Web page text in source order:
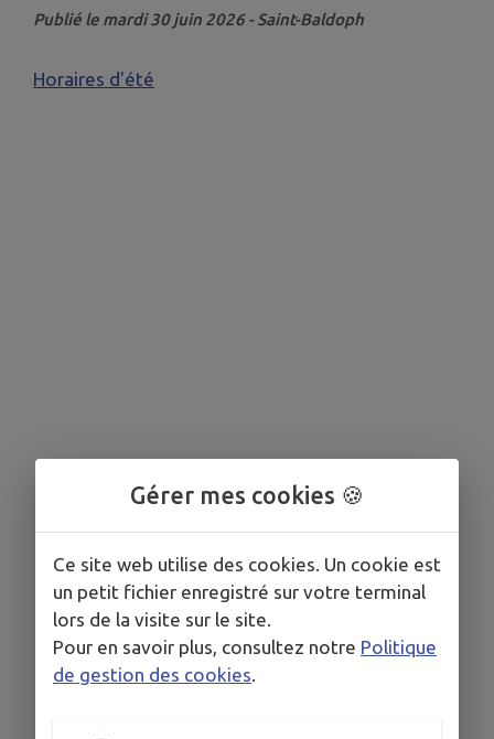
Publié le mardi 30 juin 2026 - Saint-Baldoph
Horaires d'été
Gérer mes cookies 🍪
Ce site web utilise des cookies. Un cookie est
un petit fichier enregistré sur votre terminal
lors de la visite sur le site.
Pour en savoir plus, consultez notre Politique
de gestion des cookies